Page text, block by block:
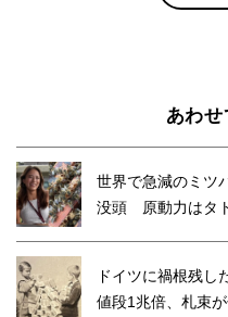
あわ
世界で急減のミツ
没頭 原動力はタ
ドイツに禍根残
値段1兆倍、札束